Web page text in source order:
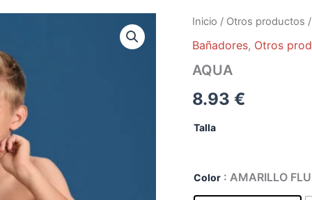
Inicio / Otros productos /
Bañadores, Otros
AQUA
8.93€
Talla
Color : AMARILLO